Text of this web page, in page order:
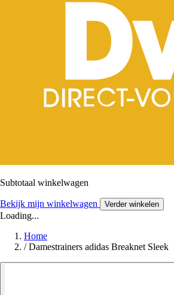
Subtotaal winkelwagen
Bekijk mijn winkelwagen Verder winkelen
Loading...
Home
/ Damestrainers adidas Breaknet Sleek